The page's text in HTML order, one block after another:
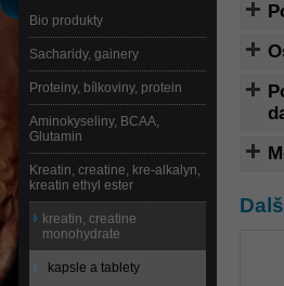
Bio produkty
Sacharidy, gainery
Proteiny, bílkoviny, protein
Aminokyseliny, BCAA,
Glutamin
Kreatin, creatine, kre-alkalyn,
kreatin ethyl ester
kreatin, creatine
monohydrate
kapsle a tablety